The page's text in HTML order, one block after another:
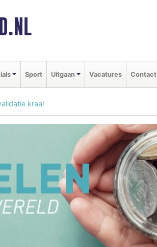
Sport Uitgaan Vacatures Contact
kraal